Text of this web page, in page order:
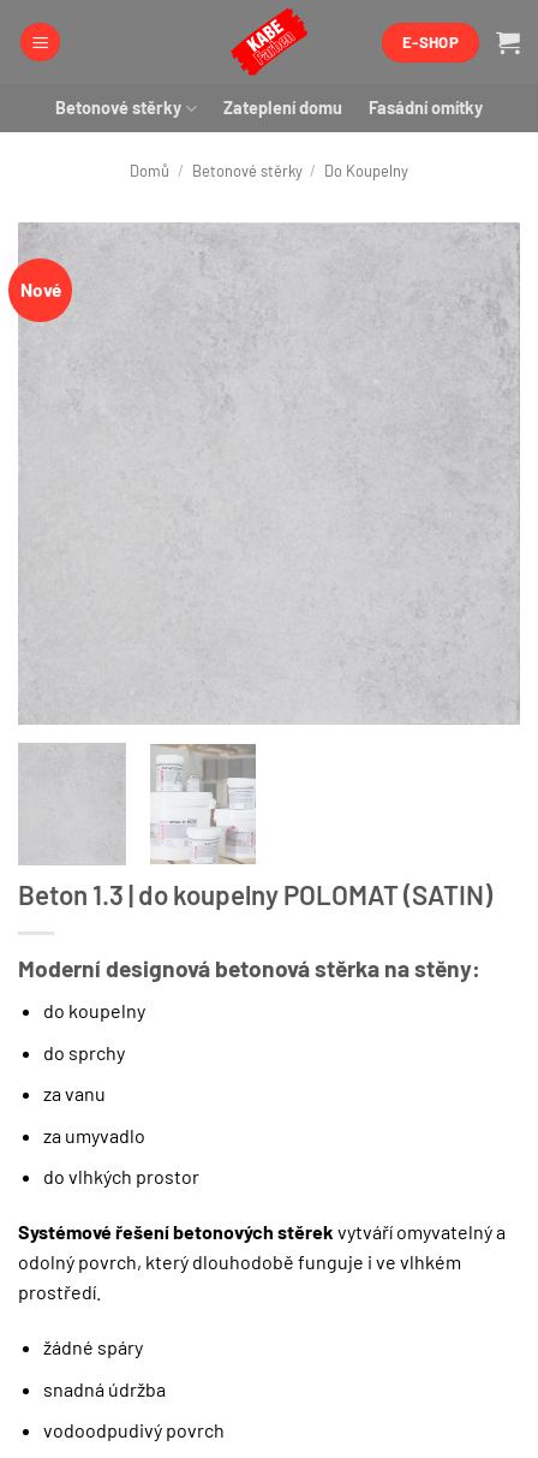
E-SHOP
Betonové stěrky Zateplení domu Fasádní omítky
Domů / Betonové stěrky / Do Koupelny
Nové
Beton 1.3 | do koupelny POLOMAT (SATIN)
Moderní designová betonová stěrka na stěny:
do koupelny
do sprchy
za vanu
za umyvadlo
do vlhkých prostor
Systémové řešení betonových stěrek vytváří omyvatelný a
odolný povrch, který dlouhodobě funguje i ve vlhkém
prostředí.
žádné spáry
snadná údržba
vodoodpudivý povrch